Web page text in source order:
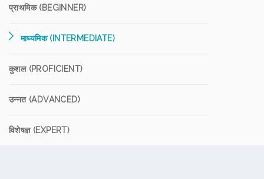
प्राथमिक (BEGINNER)
माध्यमिक (INTERMEDIATE)
कुशल (PROFICIENT)
उन्नत (ADVANCED)
विशेषज्ञ (EXPERT)